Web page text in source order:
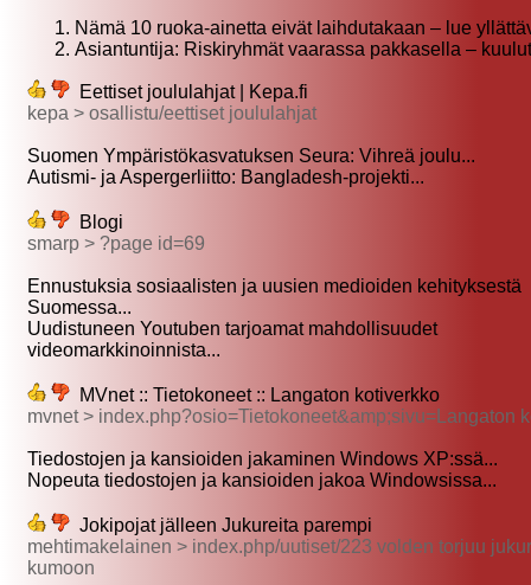
Nämä 10 ruoka-ainetta eivät laihdutakaan – lue
Asiantuntija: Riskiryhmät vaarassa pakkasella –
Eettiset joululahjat | Kepa.fi
kepa > osallistu/eettiset joululahjat
Suomen Ympäristökasvatuksen Seura: Vihreä joulu...
Autismi- ja Aspergerliitto: Bangladesh-projekti...
Blogi
smarp > ?page id=69
Ennustuksia sosiaalisten ja uusien medioiden kehityksestä
Suomessa...
Uudistuneen Youtuben tarjoamat mahdollisuudet
videomarkkinoinnista...
MVnet :: Tietokoneet :: Langaton kotiverkko
mvnet > index.php?osio=Tietokoneet&amp;sivu=Langaton
Tiedostojen ja kansioiden jakaminen Windows XP:ssä...
Nopeuta tiedostojen ja kansioiden jakoa Windowsissa...
Jokipojat jälleen Jukureita parempi
mehtimakelainen > index.php/uutiset/223 volden torjuu
kumoon